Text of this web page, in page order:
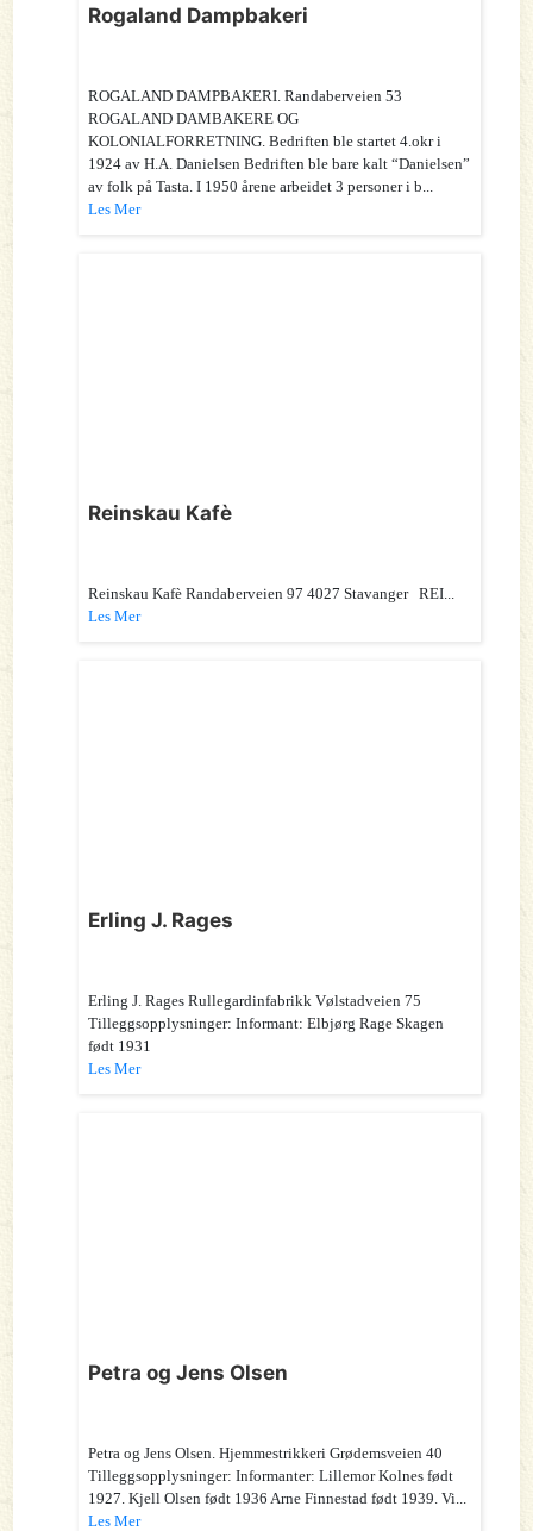
Rogaland Dampbakeri
ROGALAND DAMPBAKERI. Randaberveien 53
ROGALAND DAMBAKERE OG
KOLONIALFORRETNING. Bedriften ble startet 4.okr i
1924 av H.A. Danielsen Bedriften ble bare kalt “Danielsen”
av folk på Tasta. I 1950 årene arbeidet 3 personer i b...
Les Mer
Reinskau Kafè
Reinskau Kafè Randaberveien 97 4027 Stavanger REI...
Les Mer
Erling J. Rages
Erling J. Rages Rullegardinfabrikk Vølstadveien 75
Tilleggsopplysninger: Informant: Elbjørg Rage Skagen
født 1931
Les Mer
Petra og Jens Olsen
Petra og Jens Olsen. Hjemmestrikkeri Grødemsveien 40
Tilleggsopplysninger: Informanter: Lillemor Kolnes født
1927. Kjell Olsen født 1936 Arne Finnestad født 1939. Vi...
Les Mer